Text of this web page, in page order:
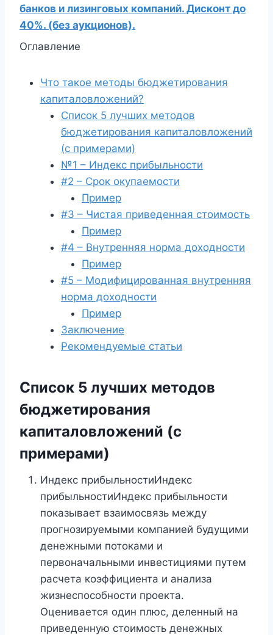
банков и лизинговых компаний. Дисконт до
40%. (без аукционов).
Оглавление
Что такое методы бюджетирования
капиталовложений?
Список 5 лучших методов
бюджетирования капиталовложений
(с примерами)
№1 – Индекс прибыльности
#2 – Срок окупаемости
Пример
#3 – Чистая приведенная стоимость
Пример
#4 – Внутренняя норма доходности
Пример
#5 – Модифицированная внутренняя
норма доходности
Пример
Заключение
Рекомендуемые статьи
Список 5 лучших методов
бюджетирования
капиталовложений (с
примерами)
Индекс прибыльностиИндекс
прибыльностиИндекс прибыльности
показывает взаимосвязь между
прогнозируемыми компанией будущими
денежными потоками и
первоначальными инвестициями путем
расчета коэффициента и анализа
жизнеспособности проекта.
Оценивается один плюс, деленный на
приведенную стоимость денежных